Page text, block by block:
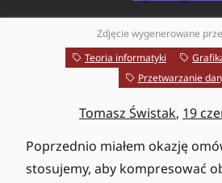
Zdjęcie wygenerowane
Teoria informatyki
Przetwarzanie
Tomasz Świstak, 19
Poprzednio miałem okazję
stosujemy, aby kompresować